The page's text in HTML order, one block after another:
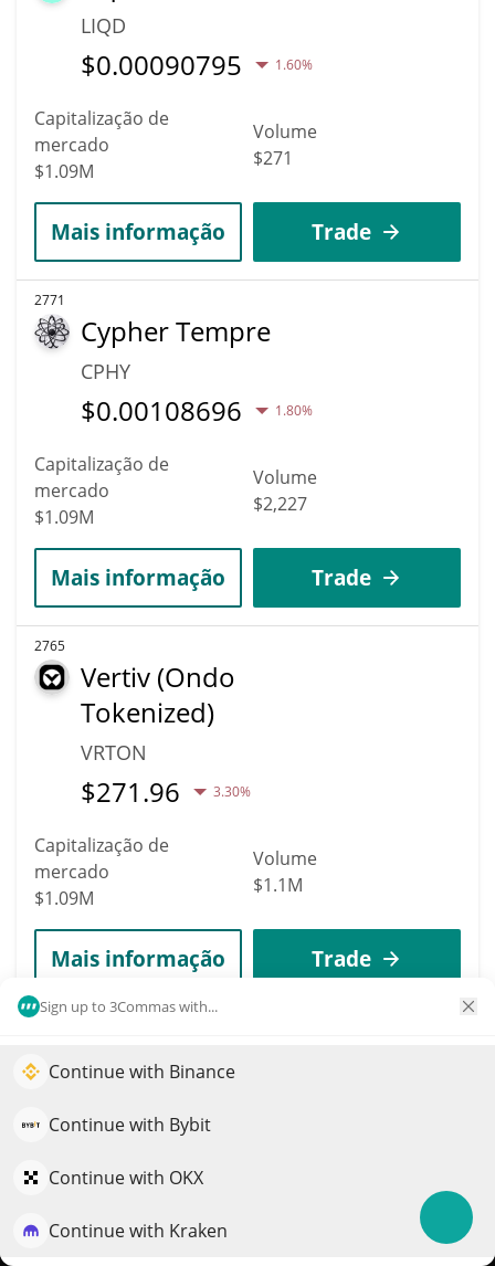
Sign up to 3Commas with...
Continue with Binance
Continue with Bybit
Continue with OKX
Continue with Kraken
LIQD
$0.00090795 1.60%
Capitalização de
mercado
$1.09M
Volume
$271
Mais informação Trade
2771
Cypher Tempre
CPHY
$0.00108696 1.80%
Capitalização de
mercado
$1.09M
Volume
$2,227
Mais informação Trade
2765
Vertiv (Ondo
Tokenized)
VRTON
$271.96 3.30%
Capitalização de
mercado
$1.09M
Volume
$1.1M
Mais informação Trade
OPEN Ticketing
OPN
$0.00004724
Capitalização de
Impulsione o crescimento do seu portfólio com IA
QuantPilot é uma plataforma completa de estratégias onde
estratégias e conduzem pesquisas de mercado
Experimente grátis